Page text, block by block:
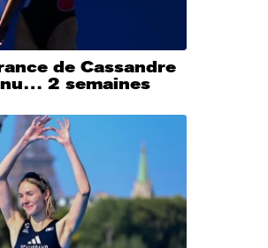
de Cassandre
2 semaines